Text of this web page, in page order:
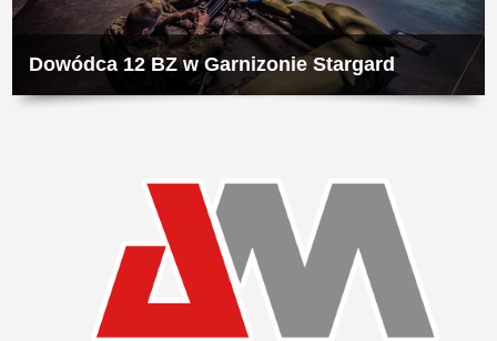
Dowódca 12 BZ w Garnizonie Stargard